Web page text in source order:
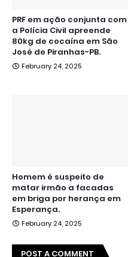
PRF em ação conjunta com
a Polícia Civil apreende
80kg de cocaína em São
José de Piranhas-PB.
February 24, 2025
Homem é suspeito de
matar irmão a facadas
em briga por herança em
Esperança.
February 24, 2025
POST A COMMENT